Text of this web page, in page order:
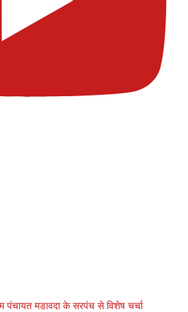
पंचायत मडावदा के सरपंच से विशेष चर्चा